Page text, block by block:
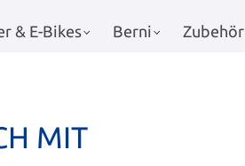
& E-Bikes Berni Zubehör
MIT